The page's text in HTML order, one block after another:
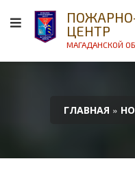
ЦЕНТР
МАГАДАНСКОЙ
ГЛАВНАЯ »